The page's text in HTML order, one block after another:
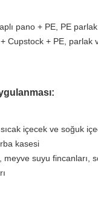
pano + PE, PE
+ Cupstock + PE, parlak
içecek ve soğuk
kasesi
meyve suyu fincanları,